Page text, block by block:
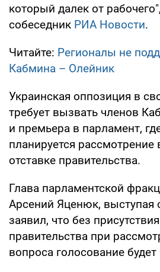
который далек от
собеседник РИА Новости.
Читайте: Регионалы не
Кабмина – Олейник
Украинская оппозиция в
требует вызвать членов
и премьера в парламент,
планируется рассмотрение
отставке правительства.
Глава парламентской
Арсений Яценюк, выступая
заявил, что без
правительства при
вопроса голосование